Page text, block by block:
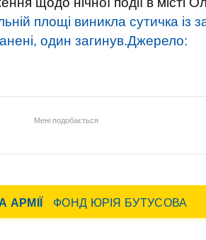
площі виникла сутичка із
один загинув.Джерело:
Мені подобається